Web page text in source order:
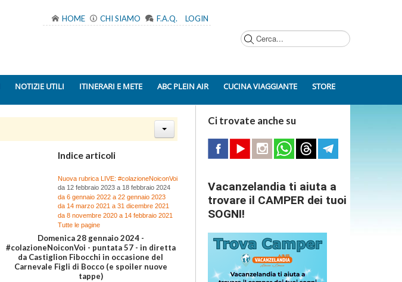
HOME CHI SIAMO F.A.Q. LOGIN
NOTIZIE UTILI ITINERARI E METE ABC PLEIN AIR CUCINA VIAGGIANTE STORE
Indice articoli
Nuova rubrica LIVE: #colazioneNoiconVoi
da 12 febbraio 2023 a 18 febbraio 2024
da 6 gennaio 2022 a 22 gennaio 2023
da 14 marzo 2021 a 31 dicembre 2021
da 8 novembre 2020 a 14 febbraio 2021
Tutte le pagine
Domenica 28 gennaio 2024 -
#colazioneNoiconVoi - puntata 57 - in diretta
da Castiglion Fibocchi in occasione del
Carnevale Figli di Bocco (e spoiler nuove
tappe)
Ci trovate anche su
Vacanzelandia ti aiuta a
trovare il CAMPER dei tuoi
SOGNI!